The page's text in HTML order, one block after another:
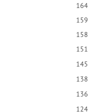
164
159
158
151
145
138
136
124